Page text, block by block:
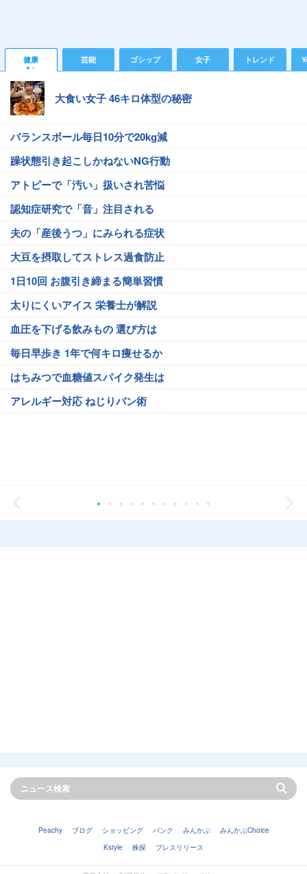
健康 芸能 ゴシップ 女子 トレンド
大食い女子 46キロ体型の秘密
バランスボール毎日10分で20kg減
躁状態引き起こしかねないNG行動
アトピーで「汚い」扱いされ苦悩
認知症研究で「音」注目される
夫の「産後うつ」にみられる症状
大豆を摂取してストレス過食防止
1日10回 お腹引き締まる簡単習慣
太りにくいアイス 栄養士が解説
血圧を下げる飲みもの 選び方は
毎日早歩き 1年で何キロ痩せるか
はちみつで血糖値スパイク発生は
アレルギー対応 ねじりパン術
Peachy ブログ ショッピング バンク みんかぶ
みんかぶChoice
Kstyle
株探 プレスリリース